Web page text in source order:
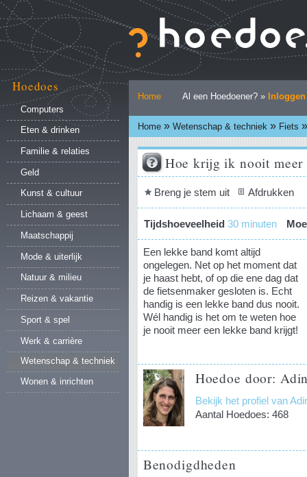
naar
inhoud.
Ga
naar
navigatie
Persoonlijke
hulpmiddelen
Home Al een Hoedoener? » Inloggen
Home » Wetenschap & techniek » Fiets
Hoedoes
Computers
Eten & drinken
Familie & relaties
Geld
Kunst & cultuur
Lichaam & geest
Maatschappij
Mode & uiterlijk
Natuur & milieu
Reizen & vakantie
Sport & spel
Werk & carrière
Wetenschap & techniek
Wonen & inrichten
Hoe krijg ik nooit meer
Document
Breng je stem uit Afdrukken
Tijdshoeveelheid 30 minuten
Een lekke band komt altijd
ongelegen. Net op het moment dat
je haast hebt, of op die ene dag dat
de fietsenmaker gesloten is. Echt
handig is een lekke band dus nooit.
Wél handig is het om te weten hoe
je nooit meer een lekke band krijgt!
Hoedoe door:
Bekijk het profiel van
Aantal Hoedoes: 468
Benodigdheden